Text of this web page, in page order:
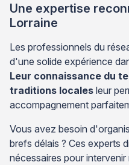
Une expertise
Lorraine
Les professionnels du
d'une solide expérience
Leur connaissance du
traditions locales leur
accompagnement
Vous avez besoin
brefs délais ? Ces experts
nécessaires pour